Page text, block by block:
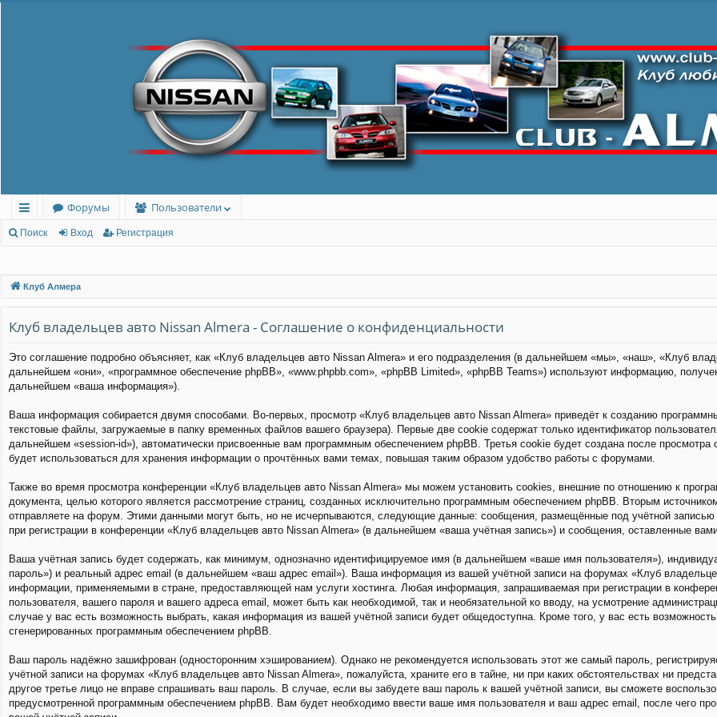
с
лк
и
Форумы
Пользователи
Поиск Вход Регистрация
Клуб Алмера
Клуб владельцев авто Nissan Almera - Соглашение о конфиденциальности
Это соглашение подробно объясняет, как «Клуб владельцев авто Nissan Almera» и его подразделения (в дальнейшем «мы», «наш», «Клуб
дальнейшем «они», «программное обеспечение phpBB», «www.phpbb.com», «phpBB Limited», «phpBB Teams») используют информацию,
дальнейшем «ваша информация»).
Ваша информация собирается двумя способами. Во-первых, просмотр «Клуб владельцев авто Nissan Almera» приведёт к созданию
текстовые файлы, загружаемые в папку временных файлов вашего браузера). Первые две cookie содержат только идентификатор
дальнейшем «session-id»), автоматически присвоенные вам программным обеспечением phpBB. Третья cookie будет создана после
будет использоваться для хранения информации о прочтённых вами темах, повышая таким образом удобство работы с форумами.
Также во время просмотра конференции «Клуб владельцев авто Nissan Almera» мы можем установить cookies, внешние по отношению к
документа, целью которого является рассмотрение страниц, созданных исключительно программным обеспечением phpBB. Вторым
отправляете на форум. Этими данными могут быть, но не исчерпываются, следующие данные: сообщения, размещённые под учётной
при регистрации в конференции «Клуб владельцев авто Nissan Almera» (в дальнейшем «ваша учётная запись») и сообщения, оставленные
Ваша учётная запись будет содержать, как минимум, однозначно идентифицируемое имя (в дальнейшем «ваше имя пользователя»),
пароль») и реальный адрес email (в дальнейшем «ваш адрес email»). Ваша информация из вашей учётной записи на форумах «Клуб
информации, применяемыми в стране, предоставляющей нам услуги хостинга. Любая информация, запрашиваемая при регистрации в
пользователя, вашего пароля и вашего адреса email, может быть как необходимой, так и необязательной ко вводу, на усмотрение
случае у вас есть возможность выбрать, какая информация из вашей учётной записи будет общедоступна. Кроме того, у вас есть
сгенерированных программным обеспечением phpBB.
Ваш пароль надёжно зашифрован (односторонним хэшированием). Однако не рекомендуется использовать этот же самый пароль,
учётной записи на форумах «Клуб владельцев авто Nissan Almera», пожалуйста, храните его в тайне, ни при каких обстоятельствах ни
другое третье лицо не вправе спрашивать ваш пароль. В случае, если вы забудете ваш пароль к вашей учётной записи, вы сможете
предусмотренной программным обеспечением phpBB. Вам будет необходимо ввести ваше имя пользователя и ваш адрес email, после чего